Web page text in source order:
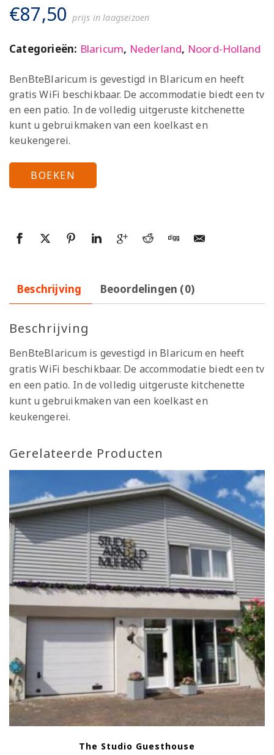
€87,50 prijs in laagseizoen
Categorieën: Blaricum, Nederland, Noord-Holland
BenBteBlaricum is gevestigd in Blaricum en heeft
gratis WiFi beschikbaar. De accommodatie biedt een tv
en een patio. In de volledig uitgeruste kitchenette
kunt u gebruikmaken van een koelkast en
keukengerei.
BOEKEN
Beschrijving Beoordelingen (0)
Beschrijving
BenBteBlaricum is gevestigd in Blaricum en heeft
gratis WiFi beschikbaar. De accommodatie biedt een tv
en een patio. In de volledig uitgeruste kitchenette
kunt u gebruikmaken van een koelkast en
keukengerei.
Gerelateerde Producten
The Studio Guesthouse